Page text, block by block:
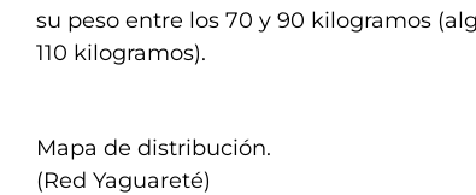
su peso entre los 70 y 90 kilogramos
110 kilogramos).
Mapa de distribución.
(Red Yaguareté)